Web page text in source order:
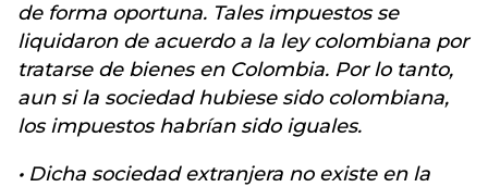
de forma oportuna. Tales impuestos se
liquidaron de acuerdo a la ley colombiana por
tratarse de bienes en Colombia. Por lo tanto,
aun si la sociedad hubiese sido colombiana,
los impuestos habrían sido iguales.
·Dicha sociedad extranjera no existe en la